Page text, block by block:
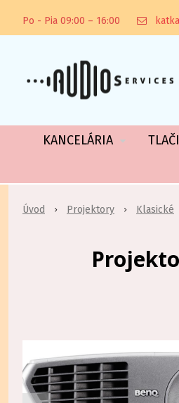
Po - Pia 09:00 – 16:00
KANCELÁRIA
Úvod Projektory Klasické